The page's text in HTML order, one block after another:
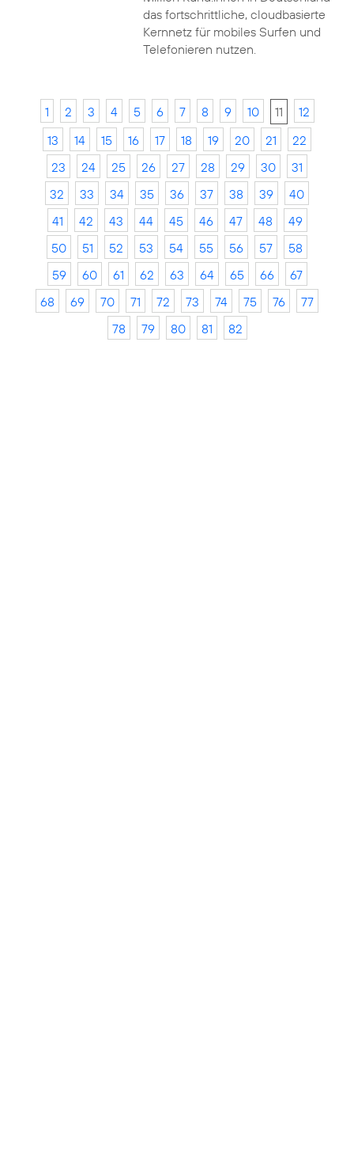
das fortschrittliche, cloudbasierte
Kernnetz für mobiles Surfen und
Telefonieren nutzen.
1 2 3 4 5 6 7 8 9 10 11
12
13
14 15 16 17 18 19 20 21
22
23
24 25 26 27 28 29 30
31
32
33 34 35 36 37 38 39
40
41
42 43 44 45 46 47 48
49
50
51 52 53 54 55 56 57
58
59
60 61 62 63 64 65 66
67
68
69 70 71 72 73 74 75 76
77
78
79 80 81 82